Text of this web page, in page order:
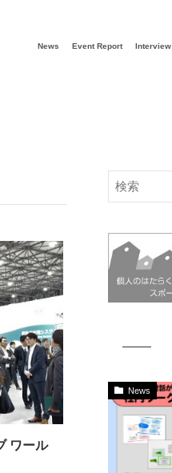
News Event Report Interview
ワール
News